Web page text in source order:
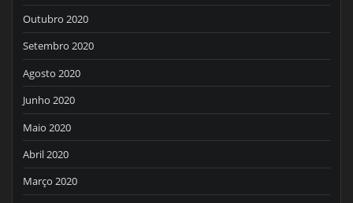
Outubro 2020
Setembro 2020
Agosto 2020
Junho 2020
Maio 2020
Abril 2020
Março 2020